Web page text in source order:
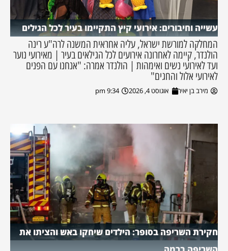
עשייה וחיבורים: אירועי קיץ התקיימו בעיר לכל הגילים
המחלקה למורשת ישראל, עליה אחראית המשנה לרה"ע רינה
הולנדר, קיימה לאחרונה אירועים לכל הגילאים בעיר | מאירועי נוער
ועד לאירועי נשים ואימהות | הולנדר אמרה: "אנחנו עם הפנים
לאירועי אלול והחגים"
מירב בן יאיר אוגוסט 4, 2026 9:34 pm
חקירת השריפה בסופר: הילדים שיחקו באש והציתו את